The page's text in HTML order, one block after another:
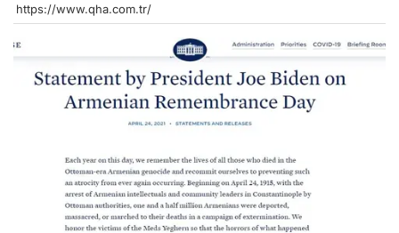
https://www.qha.com.tr/